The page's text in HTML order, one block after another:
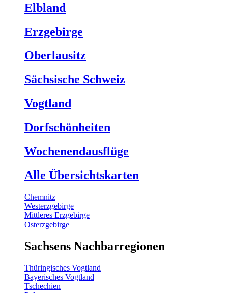
Elbland
Erzgebirge
Oberlausitz
Sächsische Schweiz
Vogtland
Dorfschönheiten
Wochenendausflüge
Alle Übersichtskarten
Chemnitz
Westerzgebirge
Mittleres Erzgebirge
Osterzgebirge
Sachsens Nachbarregionen
Thüringisches Vogtland
Bayerisches Vogtland
Tschechien